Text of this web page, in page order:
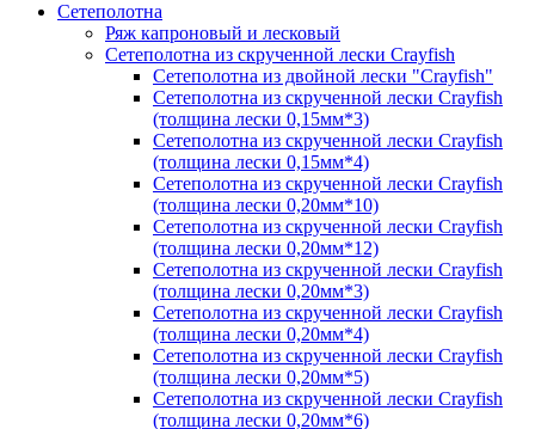
Сетеполотна
Ряж капроновый и лесковый
Сетеполотна из скрученной лески Crayfish
Сетеполотна из двойной лески "Crayfish"
Сетеполотна из скрученной лески Crayfish
(толщина лески 0,15мм*3)
Сетеполотна из скрученной лески Crayfish
(толщина лески 0,15мм*4)
Сетеполотна из скрученной лески Crayfish
(толщина лески 0,20мм*10)
Сетеполотна из скрученной лески Crayfish
(толщина лески 0,20мм*12)
Сетеполотна из скрученной лески Crayfish
(толщина лески 0,20мм*3)
Сетеполотна из скрученной лески Crayfish
(толщина лески 0,20мм*4)
Сетеполотна из скрученной лески Crayfish
(толщина лески 0,20мм*5)
Сетеполотна из скрученной лески Crayfish
(толщина лески 0,20мм*6)